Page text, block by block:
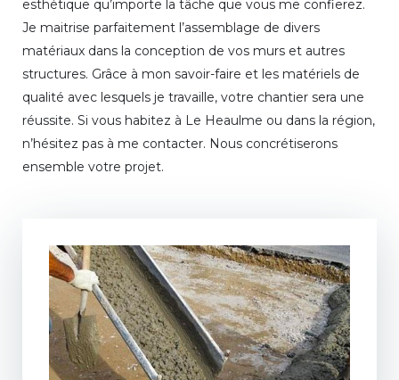
esthétique qu’importe la tâche que vous me confierez.
Je maitrise parfaitement l’assemblage de divers
matériaux dans la conception de vos murs et autres
structures. Grâce à mon savoir-faire et les matériels de
qualité avec lesquels je travaille, votre chantier sera une
réussite. Si vous habitez à Le Heaulme ou dans la région,
n’hésitez pas à me contacter. Nous concrétiserons
ensemble votre projet.